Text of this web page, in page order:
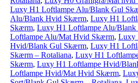
Luxy H1 Loftlampe Alu/Blank Gul
Alu/Blank Hvid Skærm, Luxy H1
Skærm, Luxy H1 Loftlampe Alu/Blank
Loftlampe Alu/Mat Hvid Skærm, Luxy
Hvid/Blank Gul Skærm, Luxy H1
Skærm – Rotaliana, Luxy H1
Skærm, Luxy H1 Loftlampe Hvid/
Loftlampe Hvid/Mat Hvid Skærm,